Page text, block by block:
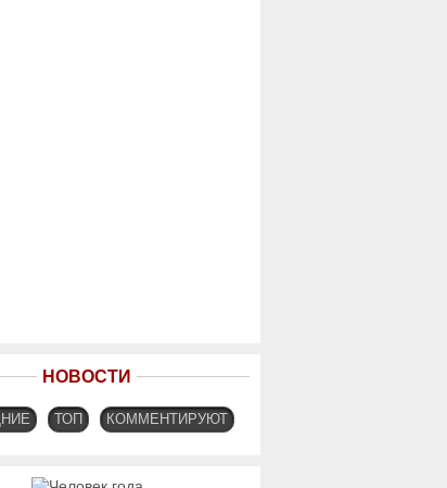
НОВОСТИ
ТОП КОММЕНТИРУЮТ